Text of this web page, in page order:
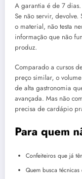
A garantia é de 7
Se não servir,
o material, não testa
informação que não
produz.
Comparado a cursos
preço similar, o
de alta gastronomia
avançada. Mas não
precisa de cardápio
Para quem
Confeiteiros que já
Quem busca